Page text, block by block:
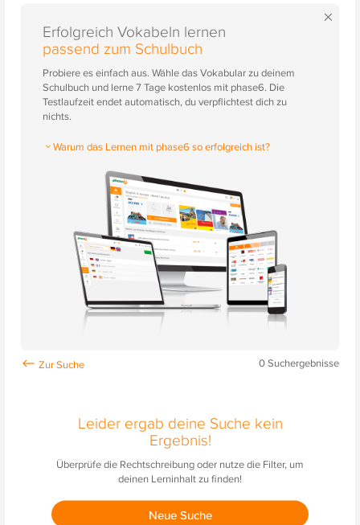
×
Erfolgreich Vokabeln lernen
passend zum Schulbuch
Probiere es einfach aus. Wähle das Vokabular zu deinem
Schulbuch und lerne 7 Tage kostenlos mit phase6. Die
Testlaufzeit endet automatisch, du verpflichtest dich zu
nichts.
Warum das Lernen mit phase6 so erfolgreich ist?
0Suchergebnisse
Leider ergab deine Suche kein
Ergebnis!
Überprüfe die Rechtschreibung oder nutze die Filter, um
deinen Lerninhalt zu finden!
Neue Suche